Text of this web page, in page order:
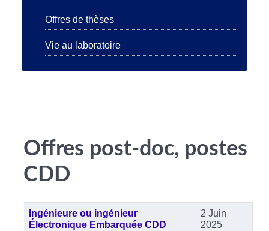
Offres de thèses
Vie au laboratoire
Offres post-doc, postes
CDD
Articles
Titre Date de publication
Ingénieure ou ingénieur
Électronique Embarquée CDD
2 Juin
2025